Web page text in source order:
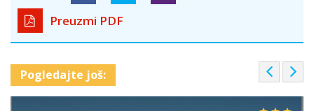
Preuzmi PDF
Pogledajte još:
r
e